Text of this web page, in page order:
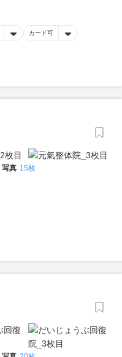
カード可
写真 15枚